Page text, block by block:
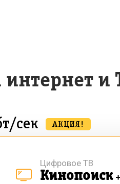
и
сек АКЦИЯ!
Кинопоиск+
Цифровое ТВ